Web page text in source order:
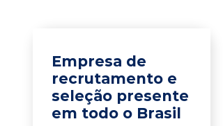
Empresa de
recrutamento e
seleção presente
em todo o Brasil